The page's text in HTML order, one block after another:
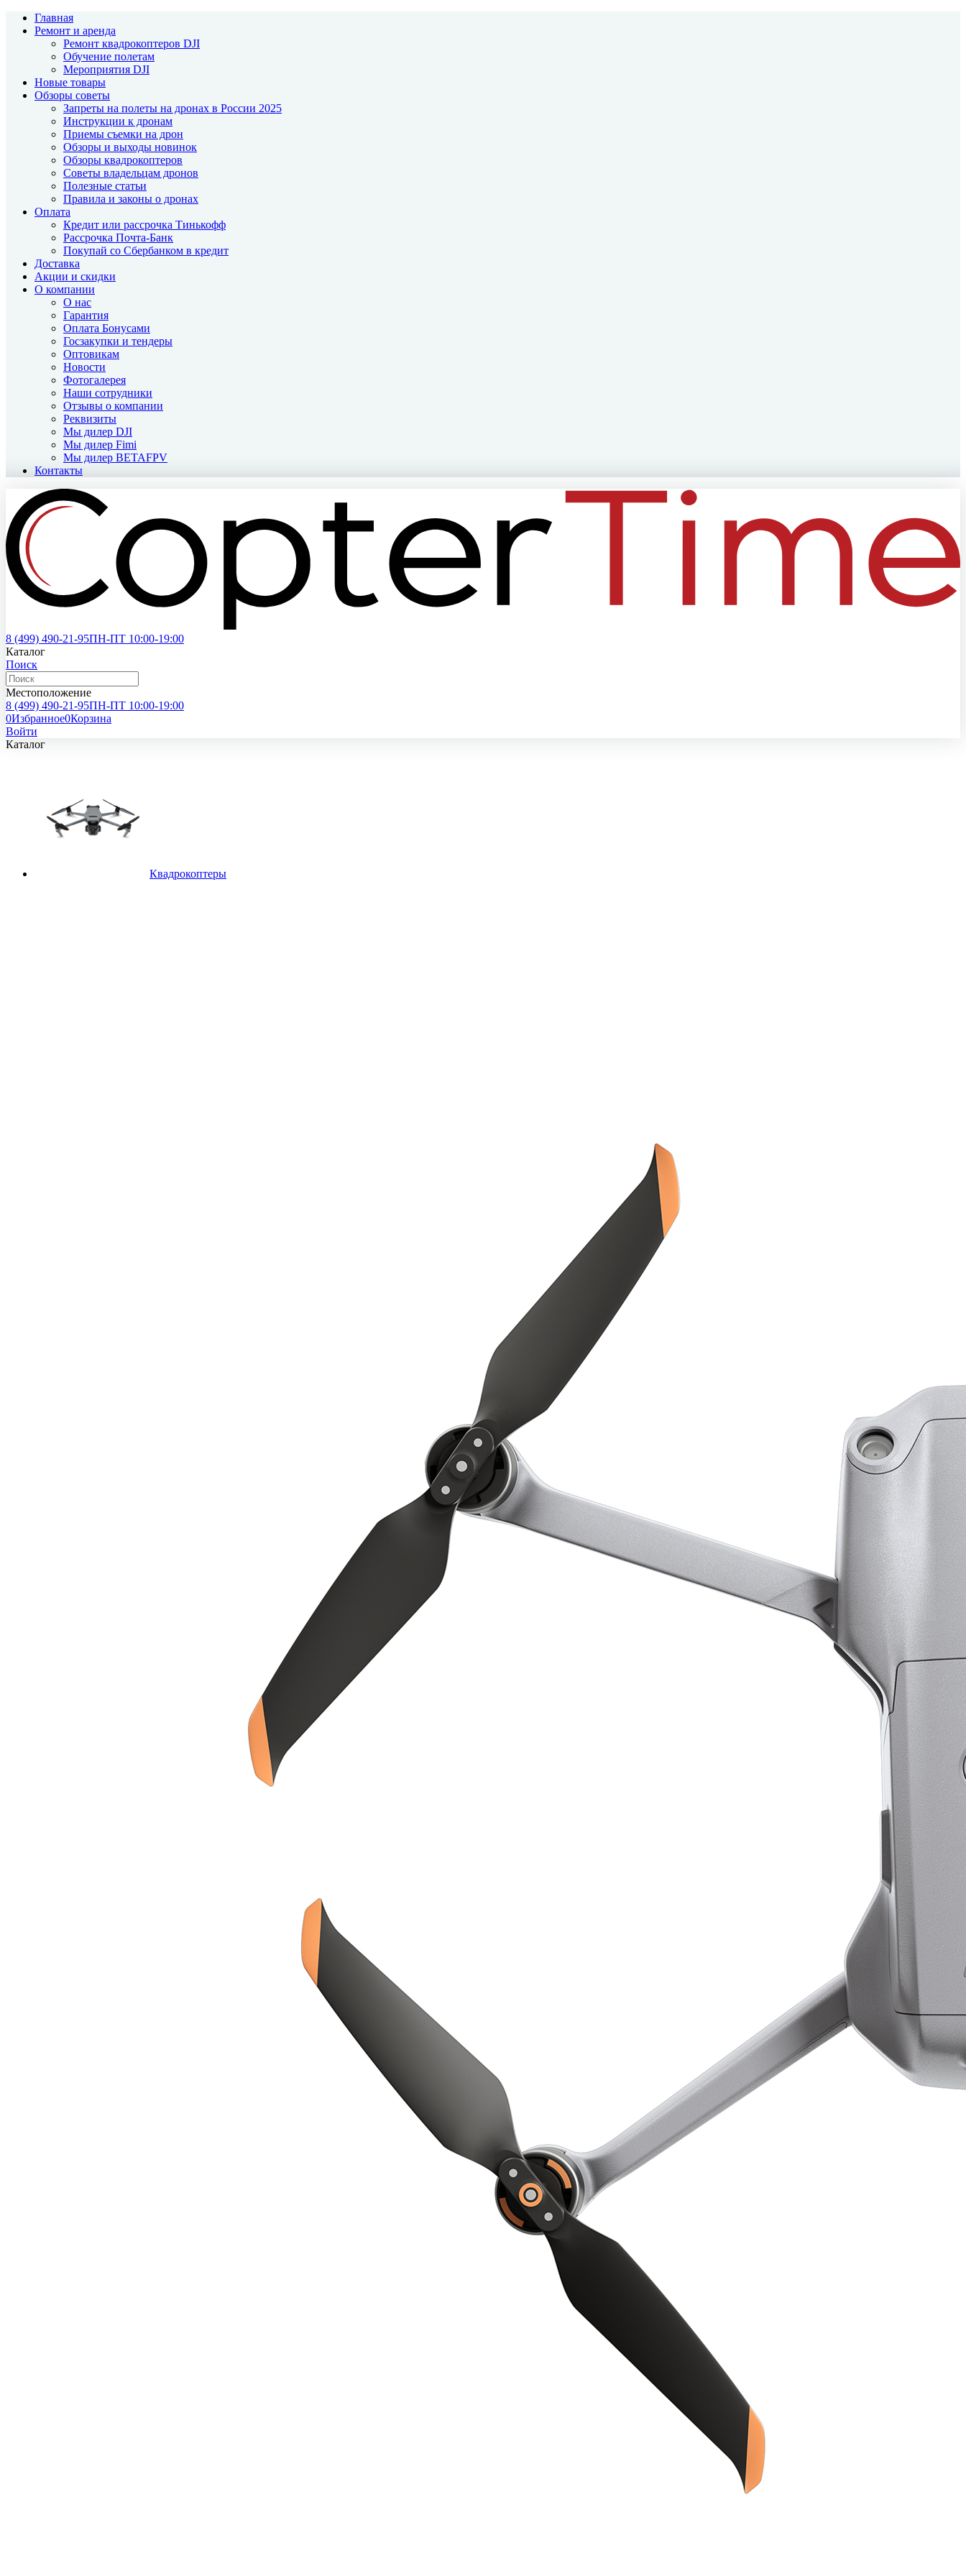
Главная
Ремонт и аренда
Ремонт квадрокоптеров DJI
Обучение полетам
Мероприятия DJI
Новые товары
Обзоры советы
Запреты на полеты на дронах в России 2025
Инструкции к дронам
Приемы съемки на дрон
Обзоры и выходы новинок
Обзоры квадрокоптеров
Советы владельцам дронов
Полезные статьи
Правила и законы о дронах
Оплата
Кредит или рассрочка Тинькофф
Рассрочка Почта-Банк
Покупай со Сбербанком в кредит
Доставка
Акции и скидки
О компании
О нас
Гарантия
Оплата Бонусами
Госзакупки и тендеры
Оптовикам
Новости
Фотогалерея
Наши сотрудники
Отзывы о компании
Реквизиты
Мы дилер DJI
Мы дилер Fimi
Мы дилер BETAFPV
Контакты
8 (499) 490-21-95ПН-ПТ 10:00-19:00
Каталог
Поиск
Местоположение
8 (499) 490-21-95ПН-ПТ 10:00-19:00
0Избранное0Корзина
Войти
Каталог
Квадрокоптеры